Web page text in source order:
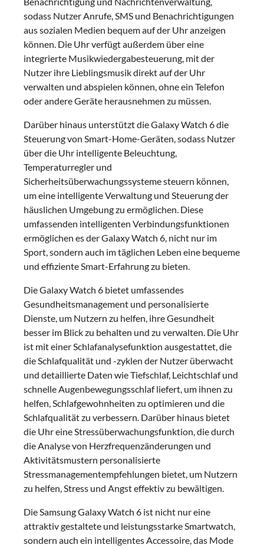
sodass Nutzer Anrufe, SMS und Benachrichtigungen
aus sozialen Medien bequem auf der Uhr anzeigen
können. Die Uhr verfügt außerdem über eine
integrierte Musikwiedergabesteuerung, mit der
Nutzer ihre Lieblingsmusik direkt auf der Uhr
verwalten und abspielen können, ohne ein Telefon
oder andere Geräte herausnehmen zu müssen.
Darüber hinaus unterstützt die Galaxy Watch 6 die
Steuerung von Smart-Home-Geräten, sodass Nutzer
über die Uhr intelligente Beleuchtung,
Temperaturregler und
Sicherheitsüberwachungssysteme steuern können,
um eine intelligente Verwaltung und Steuerung der
häuslichen Umgebung zu ermöglichen. Diese
umfassenden intelligenten Verbindungsfunktionen
ermöglichen es der Galaxy Watch 6, nicht nur im
Sport, sondern auch im täglichen Leben eine bequeme
und effiziente Smart-Erfahrung zu bieten.
Die Galaxy Watch 6 bietet umfassendes
Gesundheitsmanagement und personalisierte
Dienste, um Nutzern zu helfen, ihre Gesundheit
besser im Blick zu behalten und zu verwalten. Die Uhr
ist mit einer Schlafanalysefunktion ausgestattet, die
die Schlafqualität und -zyklen der Nutzer überwacht
und detaillierte Daten wie Tiefschlaf, Leichtschlaf und
schnelle Augenbewegungsschlaf liefert, um ihnen zu
helfen, Schlafgewohnheiten zu optimieren und die
Schlafqualität zu verbessern. Darüber hinaus bietet
die Uhr eine Stressüberwachungsfunktion, die durch
die Analyse von Herzfrequenzänderungen und
Aktivitätsmustern personalisierte
Stressmanagementempfehlungen bietet, um Nutzern
zu helfen, Stress und Angst effektiv zu bewältigen.
Die Samsung Galaxy Watch 6 ist nicht nur eine
attraktiv gestaltete und leistungsstarke Smartwatch,
sondern auch ein intelligentes Accessoire, das Mode